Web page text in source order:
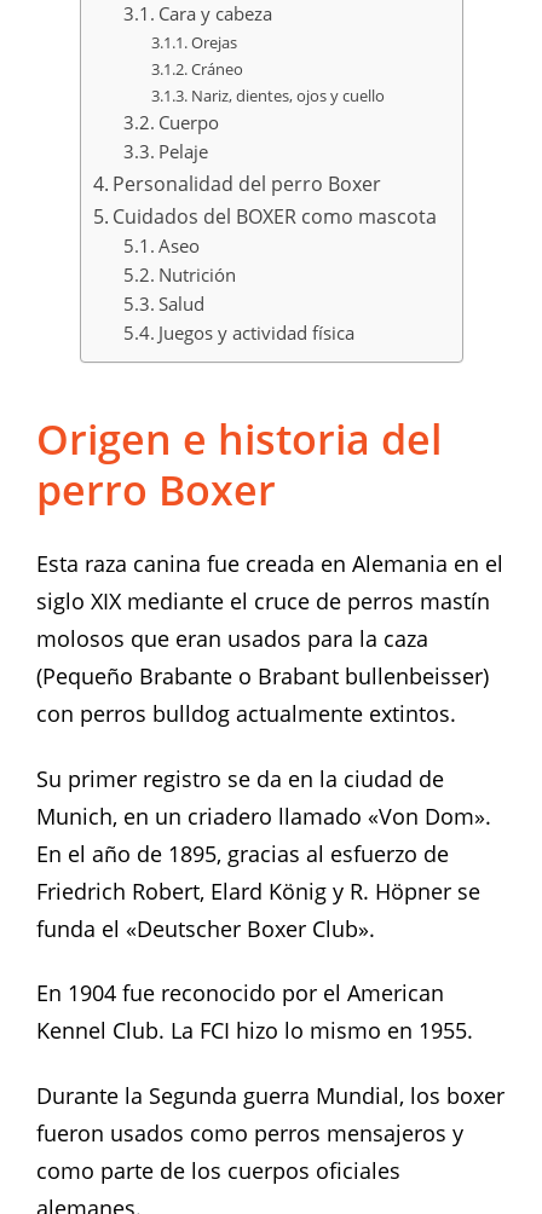
Cara y cabeza
Orejas
Cráneo
Nariz, dientes, ojos y cuello
Cuerpo
Pelaje
Personalidad del perro Boxer
Cuidados del BOXER como mascota
Aseo
Nutrición
Salud
Juegos y actividad física
Origen e historia del
perro Boxer
Esta raza canina fue creada en Alemania en el
siglo XIX mediante el cruce de perros mastín
molosos que eran usados para la caza
(Pequeño Brabante o Brabant bullenbeisser)
con perros bulldog actualmente extintos.
Su primer registro se da en la ciudad de
Munich, en un criadero llamado «Von Dom».
En el año de 1895, gracias al esfuerzo de
Friedrich Robert, Elard König y R. Höpner se
funda el «Deutscher Boxer Club».
En 1904 fue reconocido por el American
Kennel Club. La FCI hizo lo mismo en 1955.
Durante la Segunda guerra Mundial, los boxer
fueron usados como perros mensajeros y
como parte de los cuerpos oficiales
alemanes.